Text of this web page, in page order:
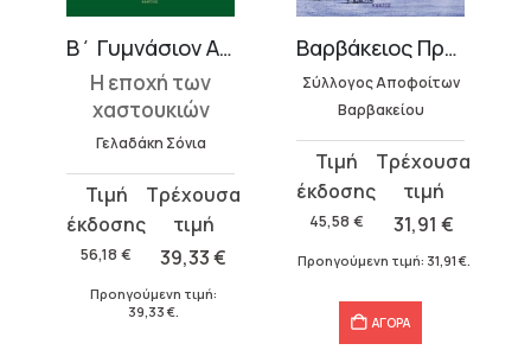
Β΄ Γυμνάσιον Αρρένων Αθηνών
Η εποχή των
χαστουκιών
Γελαδάκη Σόνια
56,18 €
Original
price
was:
56,18 €.
39,33€
τρέχουσα
τιμή
είναι:
39,33 €.
Προηγούμενη τιμή:
39,33 €.
Βαρβάκειος Πρότυπος Σχολή
Σύλλογος Αποφοίτων
Βαρβακείου
45,58 €
Original
price
was:
45,58 €.
31,91 €
τρέχουσα
τιμή
είναι:
Προηγούμενη τιμή: 31,91 €.
ΑΓΟΡΑ